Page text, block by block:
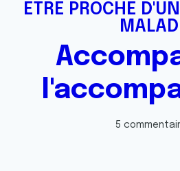
ETRE PROCHE
5